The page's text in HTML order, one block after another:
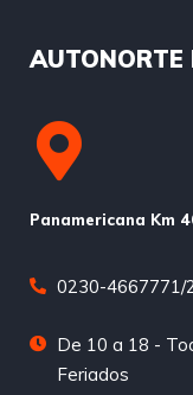
AUTONORTE
Panamericana Km
0230-4667771/
De 10 a 18 -
Feriados